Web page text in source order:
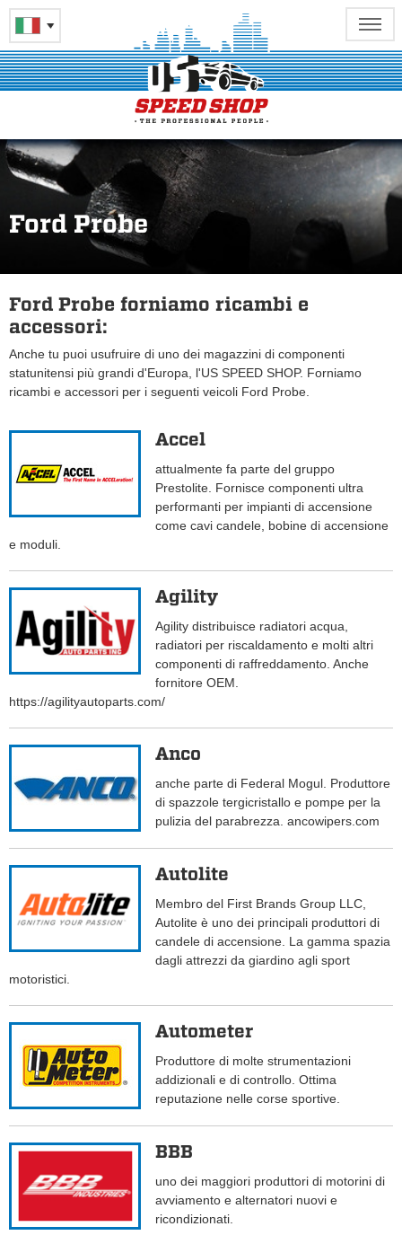
Ford Probe
Ford Probe forniamo ricambi e
accessori:
Anche tu puoi usufruire di uno dei magazzini di componenti
statunitensi più grandi d'Europa, l'US SPEED SHOP. Forniamo
ricambi e accessori per i seguenti veicoli Ford Probe.
Accel
attualmente fa parte del gruppo
Prestolite. Fornisce componenti ultra
performanti per impianti di accensione
come cavi candele, bobine di accensione
e moduli.
Agility
Agility distribuisce radiatori acqua,
radiatori per riscaldamento e molti altri
componenti di raffreddamento. Anche
fornitore OEM.
https://agilityautoparts.com/
Anco
anche parte di Federal Mogul. Produttore
di spazzole tergicristallo e pompe per la
pulizia del parabrezza. ancowipers.com
Autolite
Membro del First Brands Group LLC,
Autolite è uno dei principali produttori di
candele di accensione. La gamma spazia
dagli attrezzi da giardino agli sport
motoristici.
Autometer
Produttore di molte strumentazioni
addizionali e di controllo. Ottima
reputazione nelle corse sportive.
BBB
uno dei maggiori produttori di motorini di
avviamento e alternatori nuovi e
ricondizionati.